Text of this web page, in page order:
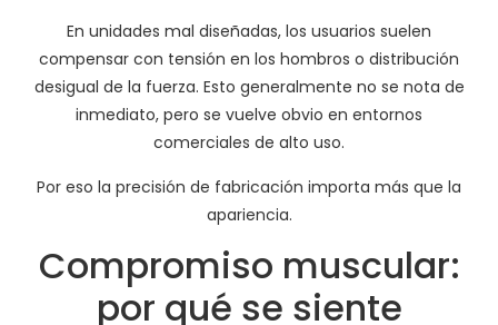
En unidades mal diseñadas, los usuarios suelen
compensar con tensión en los hombros o distribución
desigual de la fuerza. Esto generalmente no se nota de
inmediato, pero se vuelve obvio en entornos
comerciales de alto uso.
Por eso la precisión de fabricación importa más que la
apariencia.
Compromiso muscular:
por qué se siente